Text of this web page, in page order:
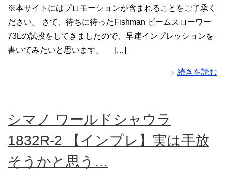
※本サイトにはプロモーションが含まれることをご了承く
ださい。 さて、待ちに待ったFishman ビームスローワー
73Lの試投をしてきましたので、早速インプレッションを
書いてみたいと思います。 […]
続きを読む
シマノ ワールドシャウラ
1832R-2 【インプレ】実は手放
そうかと思う…